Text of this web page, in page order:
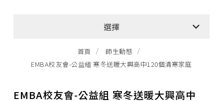
選擇
全部消息
EMBA招生公告
首頁
師生動態
EMBA校友會-公益組 寒冬送暖大興高中120個清寒家庭
EMBA校友會-公益組 寒冬送暖大興高中